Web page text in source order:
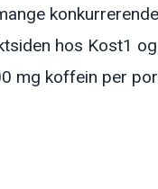
hos Kost1
mg koffein per